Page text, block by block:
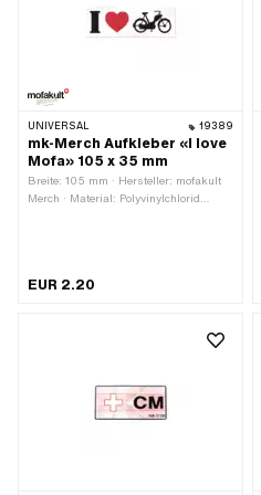
UNIVERSAL 19389
mk-Merch Aufkleber «I love
Mofa» 105 x 35 mm
Breite: 105 mm · Hersteller: mofakult
Merch · Material: Polyvinylchlorid
Nein
EUR 2.20